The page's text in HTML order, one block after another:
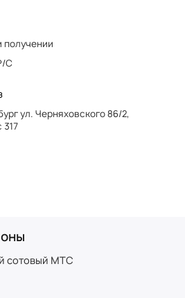
получении
C
ул. Черняховского 86/2,
сотовый МТС